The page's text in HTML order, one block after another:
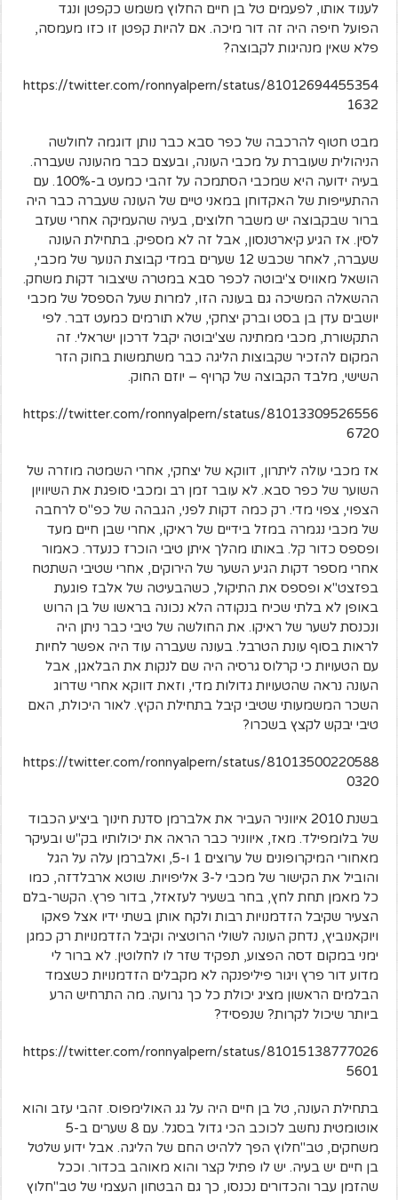
לענוד אותו, לפעמים טל בן חיים החלוץ משמש כקפטן ונגד
הפועל חיפה היה זה דור מיכה. אם להיות קפטן זו כזו מעמסה,
פלא שאין מנהיגות לקבוצה?
https://twitter.com/ronnyalpern/status/81012694455354
1632
מבט חטוף להרכבה של כפר סבא כבר נותן דוגמה לחולשה
הניהולית שעוברת על מכבי העונה, ובעצם כבר מהעונה שעברה.
בעיה ידועה היא שמכבי הסתמכה על זהבי כמעט ב-100%. עם
ההתעייפות של האקדוחן במאני טיים של העונה שעברה כבר היה
ברור שבקבוצה יש משבר חלוצים, בעיה שהעמיקה אחרי שעזב
לסין. אז הגיע קיארטנסון, אבל זה לא מספיק. בתחילת העונה
שעברה, לאחר שכבש 12 שערים במדי קבוצת הנוער של מכבי,
הושאל מאוויס צ'יבוטה לכפר סבא במטרה שיצבור דקות משחק.
ההשאלה המשיכה גם בעונה הזו, למרות שעל הספסל של מכבי
יושבים עדן בן בסט וברק יצחקי, שלא תורמים כמעט דבר. לפי
התקשורת, מכבי ממתינה שצ'יבוטה יקבל דרכון ישראלי. זה
המקום להזכיר שקבוצות הליגה כבר משתמשות בחוק הזר
השישי, מלבד הקבוצה של קרויף – יוזם החוק.
https://twitter.com/ronnyalpern/status/81013309526556
6720
אז מכבי עולה ליתרון, דווקא של יצחקי, אחרי השמטה מוזרה של
השוער של כפר סבא. לא עובר זמן רב ומכבי סופגת את השיוויון
הצפוי, צפוי מדי. רק כמה דקות לפני, הגבהה של כפ"ס לרחבה
של מכבי נגמרה במזל בידיים של ראיקו, אחרי שבן חיים מעד
ופספס כדור קל. באותו מהלך איתן טיבי הוכרז כנעדר. כאמור
אחרי מספר דקות הגיע השער של הירוקים, אחרי שטיבי השתטח
בפזצט"א ופספס את התיקול, כשהבעיטה של אלבז פוגעת
באופן לא בלתי שכיח בנקודה הלא נכונה בראשו של בן הרוש
ונכנסת לשער של ראיקו. את החולשה של טיבי כבר ניתן היה
לראות בסוף עונת הטרבל. בעונה שעברה עוד היה אפשר לחיות
עם הטעויות כי קרלוס גרסיה היה שם לנקות את הבלאגן, אבל
העונה נראה שהטעויות גדולות מדי, וזאת דווקא אחרי שדרוג
השכר המשמעותי שטיבי קיבל בתחילת הקיץ. לאור היכולת, האם
טיבי יבקש לקצץ בשכרו?
https://twitter.com/ronnyalpern/status/81013500220588
0320
בשנת 2010 איווניר העביר את אלברמן סדנת חינוך ביציע הכבוד
של בלומפילד. מאז, איווניר כבר הראה את יכולותיו בק"ש ובעיקר
מאחורי המיקרופונים של ערוצים 1 ו-5, ואלברמן עלה על הגל
והוביל את הקישור של מכבי ל-3 אליפויות. שוטא ארבלדזה, כמו
כל מאמן תחת לחץ, בחר בשעיר לעזאזל, בדור פרץ. הקשר-בלם
הצעיר שקיבל הזדמנויות רבות ולקח אותן בשתי ידיו אצל פאקו
ויוקאנוביץ, נדחק העונה לשולי הרוטציה וקיבל הזדמנויות רק כמגן
ימני במקום דסה הפצוע, תפקיד שזר לו לחלוטין. לא ברור לי
מדוע דור פרץ ויגור פיליפנקה לא מקבלים הזדמנויות כשצמד
הבלמים הראשון מציג יכולת כל כך גרועה. מה התרחיש הרע
ביותר שיכול לקרות? שנפסיד?
https://twitter.com/ronnyalpern/status/81015138777026
5601
בתחילת העונה, טל בן חיים היה על גג האולימפוס. זהבי עזב והוא
אוטומטית נחשב לכוכב הכי גדול בסגל. עם 8 שערים ב-5
משחקים, טב"חלוץ הפך ללהיט החם של הליגה. אבל ידוע שלטל
בן חיים יש בעיה. יש לו פתיל קצר והוא מאוהב בכדור. וככל
שהזמן עבר והכדורים נכנסו, כך גם הבטחון העצמי של טב"חלוץ